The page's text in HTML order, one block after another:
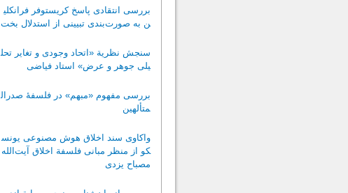
بررسی انتقادی پاسخ کریستوفر فرانکلی
ن به صورت‌بندی تبیینی از استدلال بخت
سنجش نظریة «اتحاد وجودی و تغایر تحل
یلی جوهر و عرض» استاد فیاضی
بررسی مفهوم «مبهم» در فلسفۀ صدرال
متألهین
واکاوی سند اخلاق هوش مصنوعی یونس
کو از منظر مبانی فلسفة اخلاق آیت‌الله
مصباح یزدی